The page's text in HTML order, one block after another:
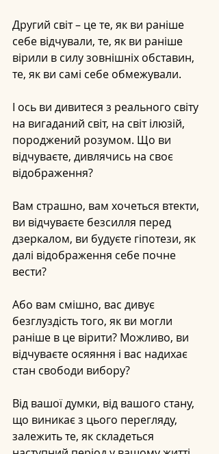
Другий світ – це те, як ви раніше
себе відчували, те, як ви раніше
вірили в силу зовнішніх обставин,
те, як ви самі себе обмежували.
І ось ви дивитеся з реального світу
на вигаданий світ, на світ ілюзій,
породжений розумом. Що ви
відчуваєте, дивлячись на своє
відображення?
Вам страшно, вам хочеться втекти,
ви відчуваєте безсилля перед
дзеркалом, ви будуєте гіпотези, як
далі відображення себе почне
вести?
Або вам смішно, вас дивує
безглуздість того, як ви могли
раніше в це вірити? Можливо, ви
відчуваєте осяяння і вас надихає
стан свободи вибору?
Від вашої думки, від вашого стану,
що виникає з цього перегляду,
залежить те, як складеться